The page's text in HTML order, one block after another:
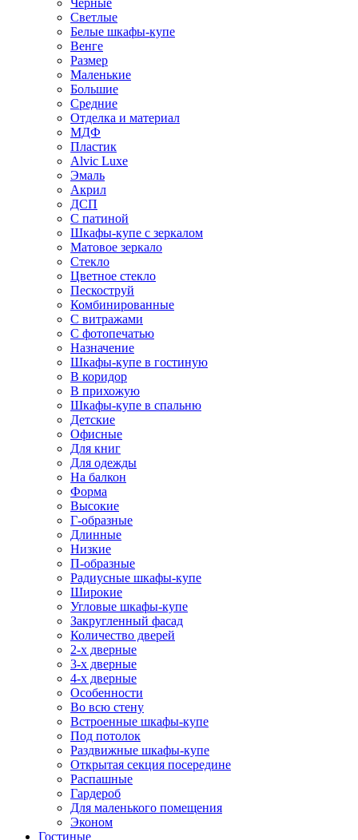
Черные
Светлые
Белые шкафы-купе
Венге
Размер
Маленькие
Большие
Средние
Отделка и материал
МДФ
Пластик
Alvic Luxe
Эмаль
Акрил
ДСП
С патиной
Шкафы-купе с зеркалом
Матовое зеркало
Стекло
Цветное стекло
Пескоструй
Комбинированные
С витражами
С фотопечатью
Назначение
Шкафы-купе в гостиную
В коридор
В прихожую
Шкафы-купе в спальню
Детские
Офисные
Для книг
Для одежды
На балкон
Форма
Высокие
Г-образные
Длинные
Низкие
П-образные
Радиусные шкафы-купе
Широкие
Угловые шкафы-купе
Закругленный фасад
Количество дверей
2-х дверные
3-х дверные
4-х дверные
Особенности
Во всю стену
Встроенные шкафы-купе
Под потолок
Раздвижные шкафы-купе
Открытая секция посередине
Распашные
Гардероб
Для маленького помещения
Эконом
Гостиные